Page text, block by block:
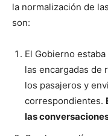
la normalización de
son:
El Gobierno
las encargadas de
los pasajeros y
correspondientes.
las